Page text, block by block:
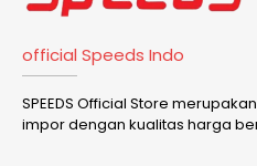
official Speeds Indo
SPEEDS Official Store
impor dengan kualitas harga